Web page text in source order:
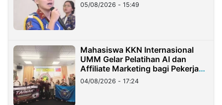
05/08/2026 - 15:49
Mahasiswa KKN Internasional
UMM Gelar Pelatihan AI dan
Affiliate Marketing bagi Pekerja
Migran Indonesia di Taiwan
04/08/2026 - 17:24